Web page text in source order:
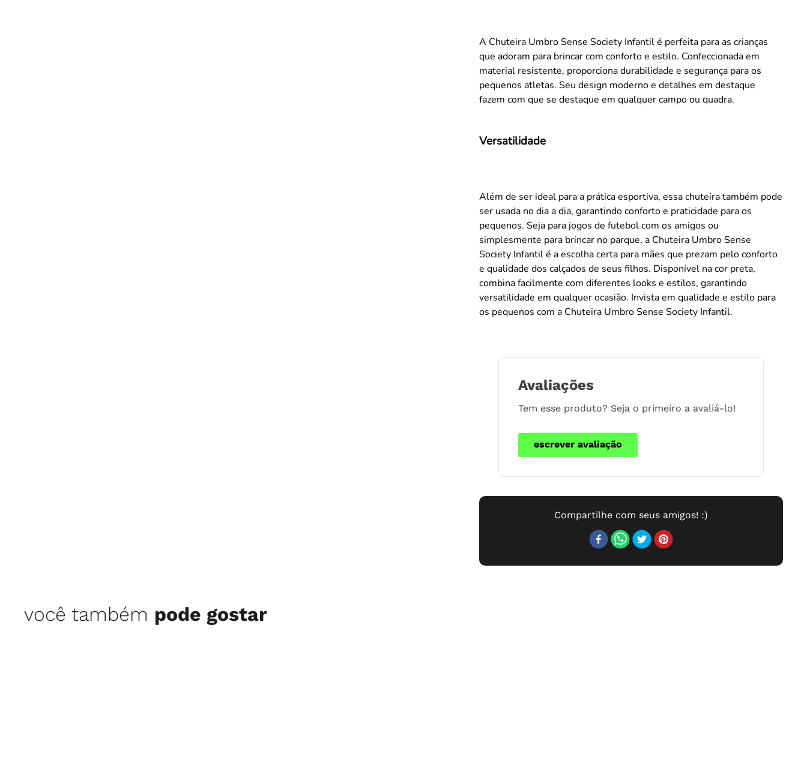
A Chuteira Umbro Sense Society Infantil é perfeita para as crianças
que adoram para brincar com conforto e estilo. Confeccionada em
material resistente, proporciona durabilidade e segurança para os
pequenos atletas. Seu design moderno e detalhes em destaque
fazem com que se destaque em qualquer campo ou quadra.
Versatilidade
Além de ser ideal para a prática esportiva, essa chuteira também pode
ser usada no dia a dia, garantindo conforto e praticidade para os
pequenos. Seja para jogos de futebol com os amigos ou
simplesmente para brincar no parque, a Chuteira Umbro Sense
Society Infantil é a escolha certa para mães que prezam pelo conforto
e qualidade dos calçados de seus filhos. Disponível na cor preta,
combina facilmente com diferentes looks e estilos, garantindo
versatilidade em qualquer ocasião. Invista em qualidade e estilo para
os pequenos com a Chuteira Umbro Sense Society Infantil.
Avaliações
Tem esse produto? Seja o primeiro a avaliá-lo!
escrever avaliação
você também pode gostar